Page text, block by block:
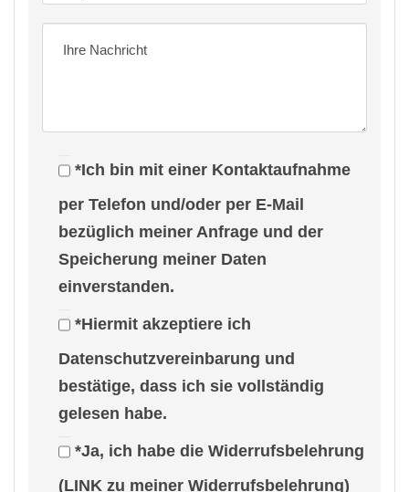
Menschen, die gern komfortabel und in
Umgebung haben und ihr privates Umfeld gern
Die Wohnung, in die man sich mit dem ersten
Blick verlieben kann, wenn man auf der Suche
nach einer harmonischen, geschmackvollen und
vollkommen zeitlosen Ausstattung ist.
Eigentümergemeinschaft garantiert Privatsphäre
und Wohlfühlgarantie.
Nähere Informationen zum Objekt übersenden
*Ich bin mit einer Kontaktaufnahme
per Telefon und/oder per E-Mail
bezüglich meiner Anfrage und der
Speicherung meiner Daten
einverstanden.
*Hiermit akzeptiere ich
Datenschutzvereinbarung und
bestätige, dass ich sie vollständig
gelesen habe.
*Ja, ich habe die Widerrufsbelehrung
(LINK zu meiner Widerrufsbelehrung)